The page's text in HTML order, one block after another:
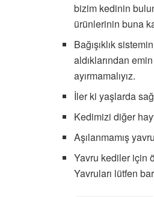
bizim kedinin
ürünlerinin buna
Bağışıklık
aldıklarından
ayırmamalıyız.
İler ki yaşlarda
Kedimizi diğer
Aşılanmamış
Yavru kediler için
Yavruları lütfen